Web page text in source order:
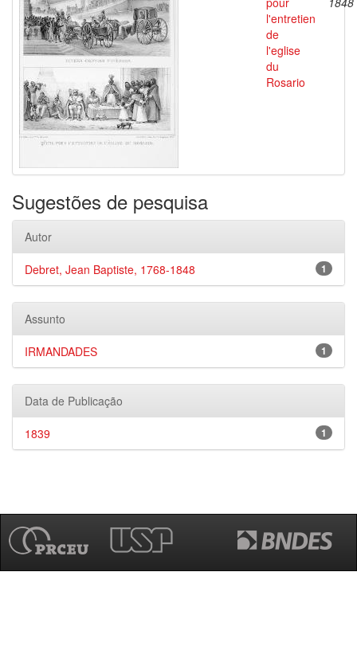
l'entretien
de
l'eglise
du
Rosario
Sugestões de pesquisa
Autor
1
Debret, Jean Baptiste, 1768-1848
Assunto
1
IRMANDADES
Data de Publicação
1
1839